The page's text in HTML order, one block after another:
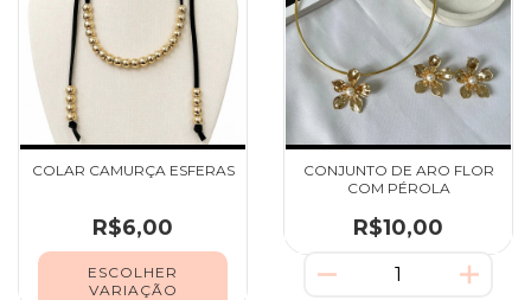
COLAR CAMURÇA ESFERAS
R$6,00
ESCOLHER
VARIAÇÃO
CONJUNTO DE ARO FLOR
COM PÉROLA
R$10,00